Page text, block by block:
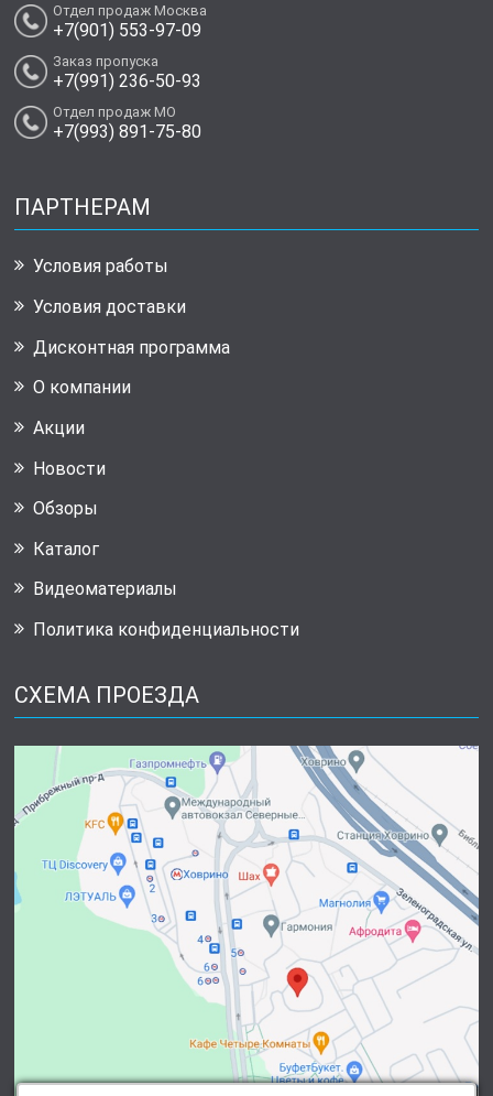
Отдел продаж Москва
+7(901) 553-97-09
Заказ пропуска
+7(991) 236-50-93
Отдел продаж МО
+7(993) 891-75-80
ПАРТНЕРАМ
Условия работы
Условия доставки
Дисконтная программа
О компании
Акции
Новости
Обзоры
Каталог
Видеоматериалы
Политика конфиденциальности
СХЕМА ПРОЕЗДА